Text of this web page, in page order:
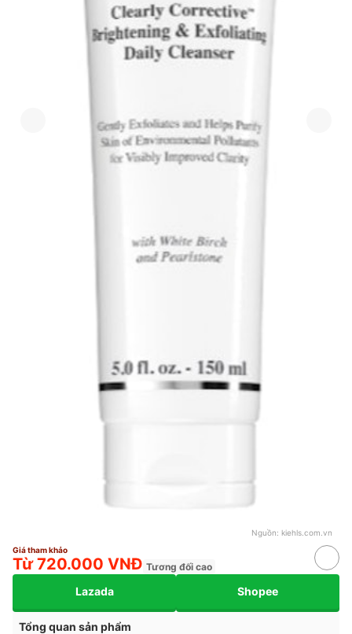
Nguồn: kiehls.com.vn
Giá tham khảo
Từ 720.000 VNĐ Tương đối cao
Lazada Shopee
Tổng quan sản phẩm